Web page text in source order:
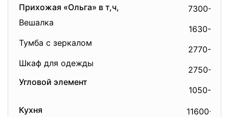
Прихожая «Ольга» в т,ч,
Вешалка
Тумба с зеркалом
Шкаф для одежды
Угловой элемент
7300-00
1630-00
2770-00
2750-00
1050-00
Кухня
11600-00